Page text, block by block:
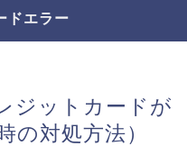
ドエラー
ジットカードが
の対処方法）